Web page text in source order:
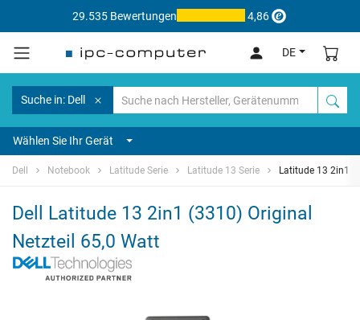
29.535 Bewertungen 4,86
DE
Suche in: Dell
Wählen Sie Ihr Gerät
Dell Notebook Latitude Serie Latitude 13 Serie Latitude 13 2in1
Dell Latitude 13 2in1 (3310) Original
Netzteil 65,0 Watt